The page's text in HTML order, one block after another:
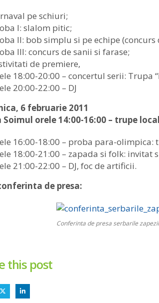
pe schiuri;
I: slalom pitic;
II: bob simplu si pe echipe
III: concurs de sanii si farase;
de premiere,
18:00-20:00 – concertul serii: Trupa
20:00-22:00 – DJ
6 februarie 2011
Soimul orele 14:00-16:00 – trupe
16:00-18:00 – proba para-
18:00-21:00 – zapada si folk: invitat
21:00-22:00 – DJ, foc de artificii.
de presa:
Conferinta de presa serbarile
this post